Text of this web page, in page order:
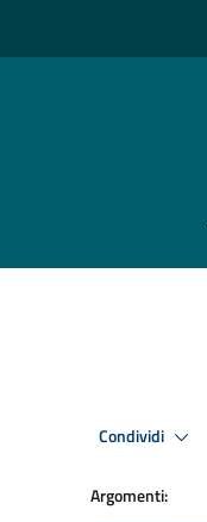
Condividi
Argomenti: